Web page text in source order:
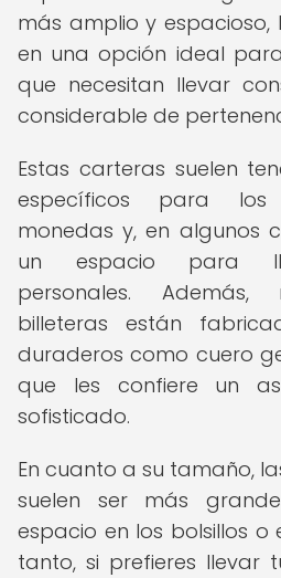
más amplio y espacioso,
en una opción ideal
que necesitan llevar
considerable de
Estas carteras suelen
específicos para los
monedas y, en algunos
un espacio para
personales. Además,
billeteras están
duraderos como cuero
que les confiere un
sofisticado.
En cuanto a su tamaño,
suelen ser más
espacio en los bolsillos o
tanto, si prefieres llevar